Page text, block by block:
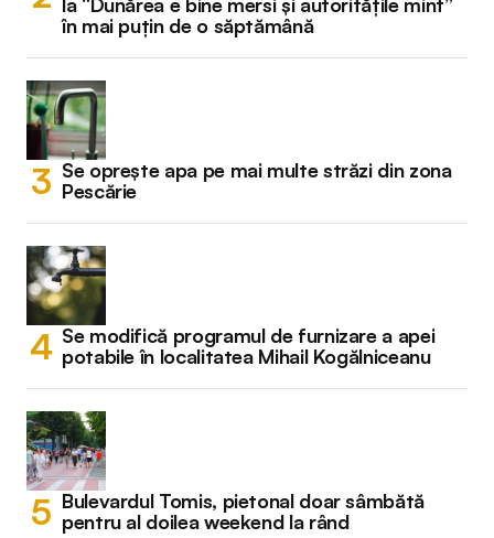
în mai puțin de o săptămână
Se oprește apa pe mai multe străzi din zona
Pescărie
Se modifică programul de furnizare a apei
potabile în localitatea Mihail Kogălniceanu
Bulevardul Tomis, pietonal doar sâmbătă
pentru al doilea weekend la rând